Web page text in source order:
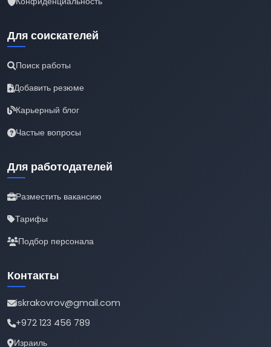
Для соискателей
Поиск работы
Добавить резюме
Карьерный блог
Частые вопросы
Для работодателей
Разместить вакансию
Тарифы
Подбор персонала
Контакты
iskrakovrov@gmail.com
+972 123 456 789
Израиль